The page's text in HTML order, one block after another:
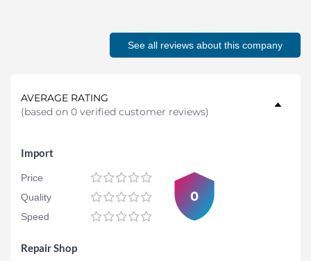
See all reviews about this company
AVERAGE RATING
(based on 0 verified customer reviews)
Import
Price
Quality
Speed
0
Repair Shop